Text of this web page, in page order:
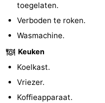
drinken
Praktisch
Route
toegelaten.
Verboden te roken.
Wasmachine.
Keuken
Koelkast.
Vriezer.
Koffieapparaat.